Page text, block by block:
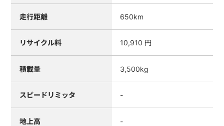
走行距離 650km
リサイクル料 10,910 円
積載量 3,500kg
スピードリミッタ -
地上高 -